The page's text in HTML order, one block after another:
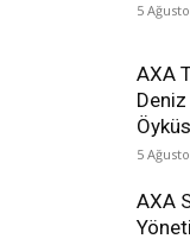
5
AXA
Deniz
5
AXA